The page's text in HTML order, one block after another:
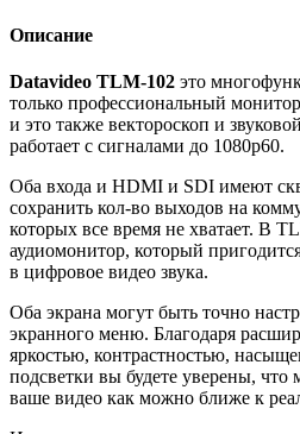
Описание
Datavideo TLM-102 это
только профессиональный
и это также вектороскоп и
работает с сигналами до 1080p60.
Оба входа и HDMI и SDI имеют
сохранить кол-во выходов на
которых все время не хватает. В
аудиомонитор, который
в цифровое видео звука.
Оба экрана могут быть точно
экранного меню. Благодаря
яркостью, контрастностью,
подсветки вы будете уверены,
ваше видео как можно ближе к